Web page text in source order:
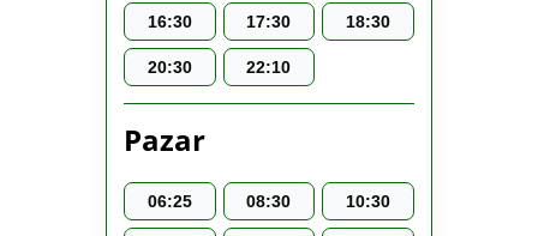
16:30 17:30 18:30
20:30 22:10
Pazar
06:25 08:30 10:30